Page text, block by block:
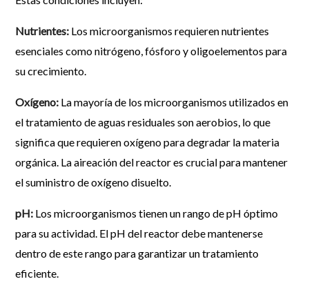
Nutrientes: Los microorganismos requieren nutrientes
esenciales como nitrógeno, fósforo y oligoelementos para
su crecimiento.
Oxígeno: La mayoría de los microorganismos utilizados en
el tratamiento de aguas residuales son aerobios, lo que
significa que requieren oxígeno para degradar la materia
orgánica. La aireación del reactor es crucial para mantener
el suministro de oxígeno disuelto.
pH: Los microorganismos tienen un rango de pH óptimo
para su actividad. El pH del reactor debe mantenerse
dentro de este rango para garantizar un tratamiento
eficiente.